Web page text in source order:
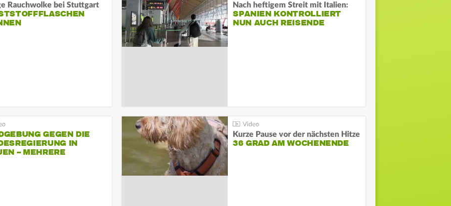
Rauchwolke bei Stuttgart Nach heftigem Streit mit Italien:
SPANIEN KONTROLLIERT
NUN AUCH REISENDE
GEGEN DIE
IN
– MEHRERE
Kurze Pause vor der nächsten Hitze
36 GRAD AM WOCHENENDE